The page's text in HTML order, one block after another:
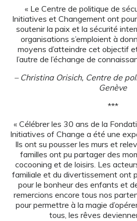
« Le Centre de politique de
Initiatives et Changement ont
soutenir la paix et la sécurité
organisations s’emploient à
moyens d’atteindre cet objectif
l’autre de l’échange de
– Christina Orisich, Centre de
Genève
***
« Célébrer les 30 ans de la
Initiatives of Change a été une
Ils ont su pousser les murs et
familles ont pu partager des
cocooning et de loisirs. Les
familiale et du divertissement ont
pour le bonheur des enfants et
remercions encore tous nos
pour permettre à la magie
tous, les rêves